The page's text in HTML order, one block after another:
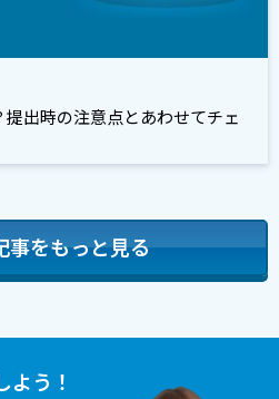
出時の注意点とあわせてチェ
事をもっと見る
よう！